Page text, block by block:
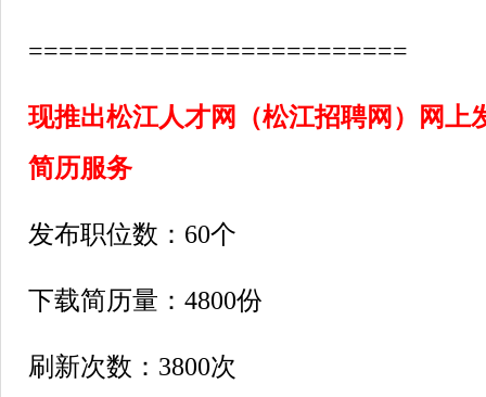
=========================
现推出松江人才网（松江招聘网）网上
简历服务
发布职位数： 60个
下载简历量： 4800份
刷新次数： 3800次